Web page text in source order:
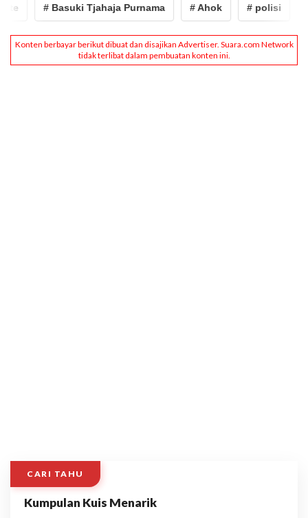
# Basuki Tjahaja Purnama # Ahok # polisi
CARI TAHU
Kumpulan Kuis Menarik